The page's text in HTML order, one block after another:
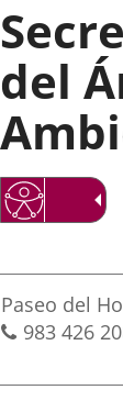
del
Dirección
postal
Paseo del
Teléfonos
983 426